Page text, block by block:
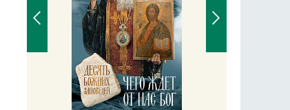
Православный мальчик
Екатерина Баканова